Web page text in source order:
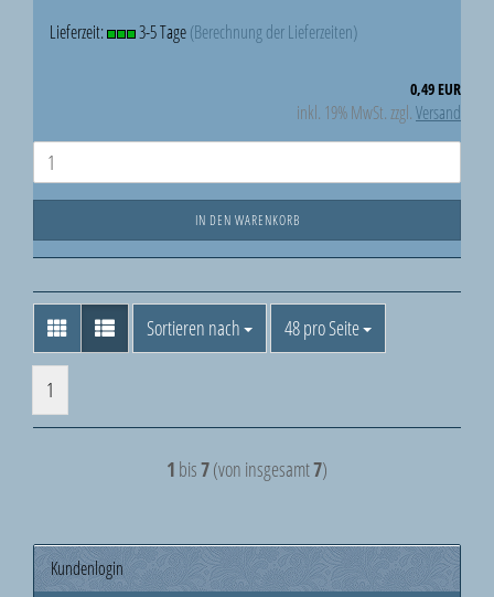
Lieferzeit: 3-5 Tage(Berechnung der Lieferzeiten)
0,49 EUR
inkl. 19% MwSt. zzgl.Versand
IN DEN WARENKORB
Sortieren nach
Sortieren nach 48 pro Seite
pro Seite
1
1 bis7(von insgesamt7)
Kundenlogin